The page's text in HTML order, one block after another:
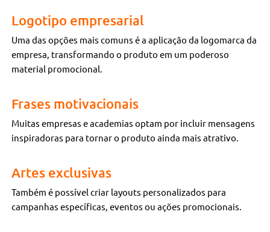
Logotipo empresarial
Uma das opções mais comuns é a aplicação da logomarca da
empresa, transformando o produto em um poderoso
material promocional.
Frases motivacionais
Muitas empresas e academias optam por incluir mensagens
inspiradoras para tornar o produto ainda mais atrativo.
Artes exclusivas
Também é possível criar layouts personalizados para
campanhas específicas, eventos ou ações promocionais.